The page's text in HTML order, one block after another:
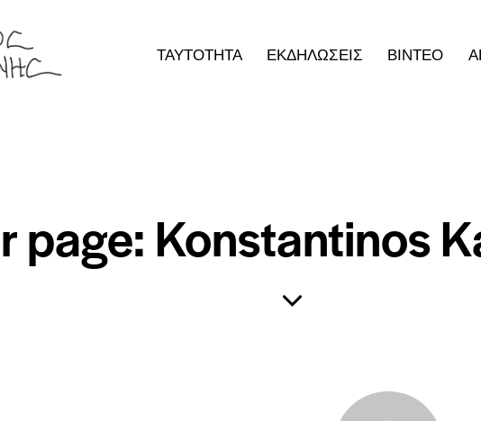
ΤΑΥΤΟΤΗΤΑ ΕΚΔΗΛΩΣΕΙΣ ΒΙΝΤΕΟ
page: Konstantinos